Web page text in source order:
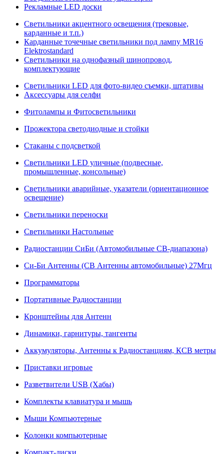
Рекламные LED доски
Светильники акцентного освещения (трековые,
карданные и т.п.)
Карданные точечные светильники под лампу MR16
Elektrostandard
Светильники на однофазный шинопровод,
комплектующие
Светильники LED для фото-видео съемки, штативы
Аксессуары для селфи
Фитолампы и Фитосветильники
Прожектора светодиодные и стойки
Стаканы с подсветкой
Светильники LED уличные (подвесные,
промышленные, консольные)
Светильники аварийные, указатели (ориентационное
освещение)
Светильники переноски
Светильники Настольные
Радиостанции СиБи (Автомобильные СВ-диапазона)
Си-Би Антенны (СВ Антенны автомобильные) 27Мгц
Программаторы
Портативные Радиостанции
Кронштейны для Антенн
Динамики, гарнитуры, тангенты
Аккумуляторы, Антенны к Радиостанциям, КСВ метры
Приставки игровые
Разветвители USB (Хабы)
Комплекты клавиатура и мышь
Мыши Компьютерные
Колонки компьютерные
Компакт-диски